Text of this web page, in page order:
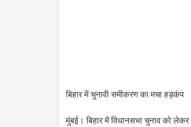
बिहार में चुनावी समीकरण का मचा हड़कंप
मुंबई। बिहार में विधानसभा चुनाव को